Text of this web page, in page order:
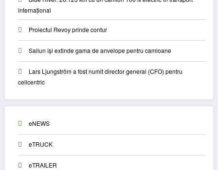
internațional
Proiectul Revoy prinde contur
Sailun își extinde gama de anvelope pentru camioane
Lars Ljungström a fost numit director general (CFO) pentru
cellcentric
eNEWS
eTRUCK
eTRAILER